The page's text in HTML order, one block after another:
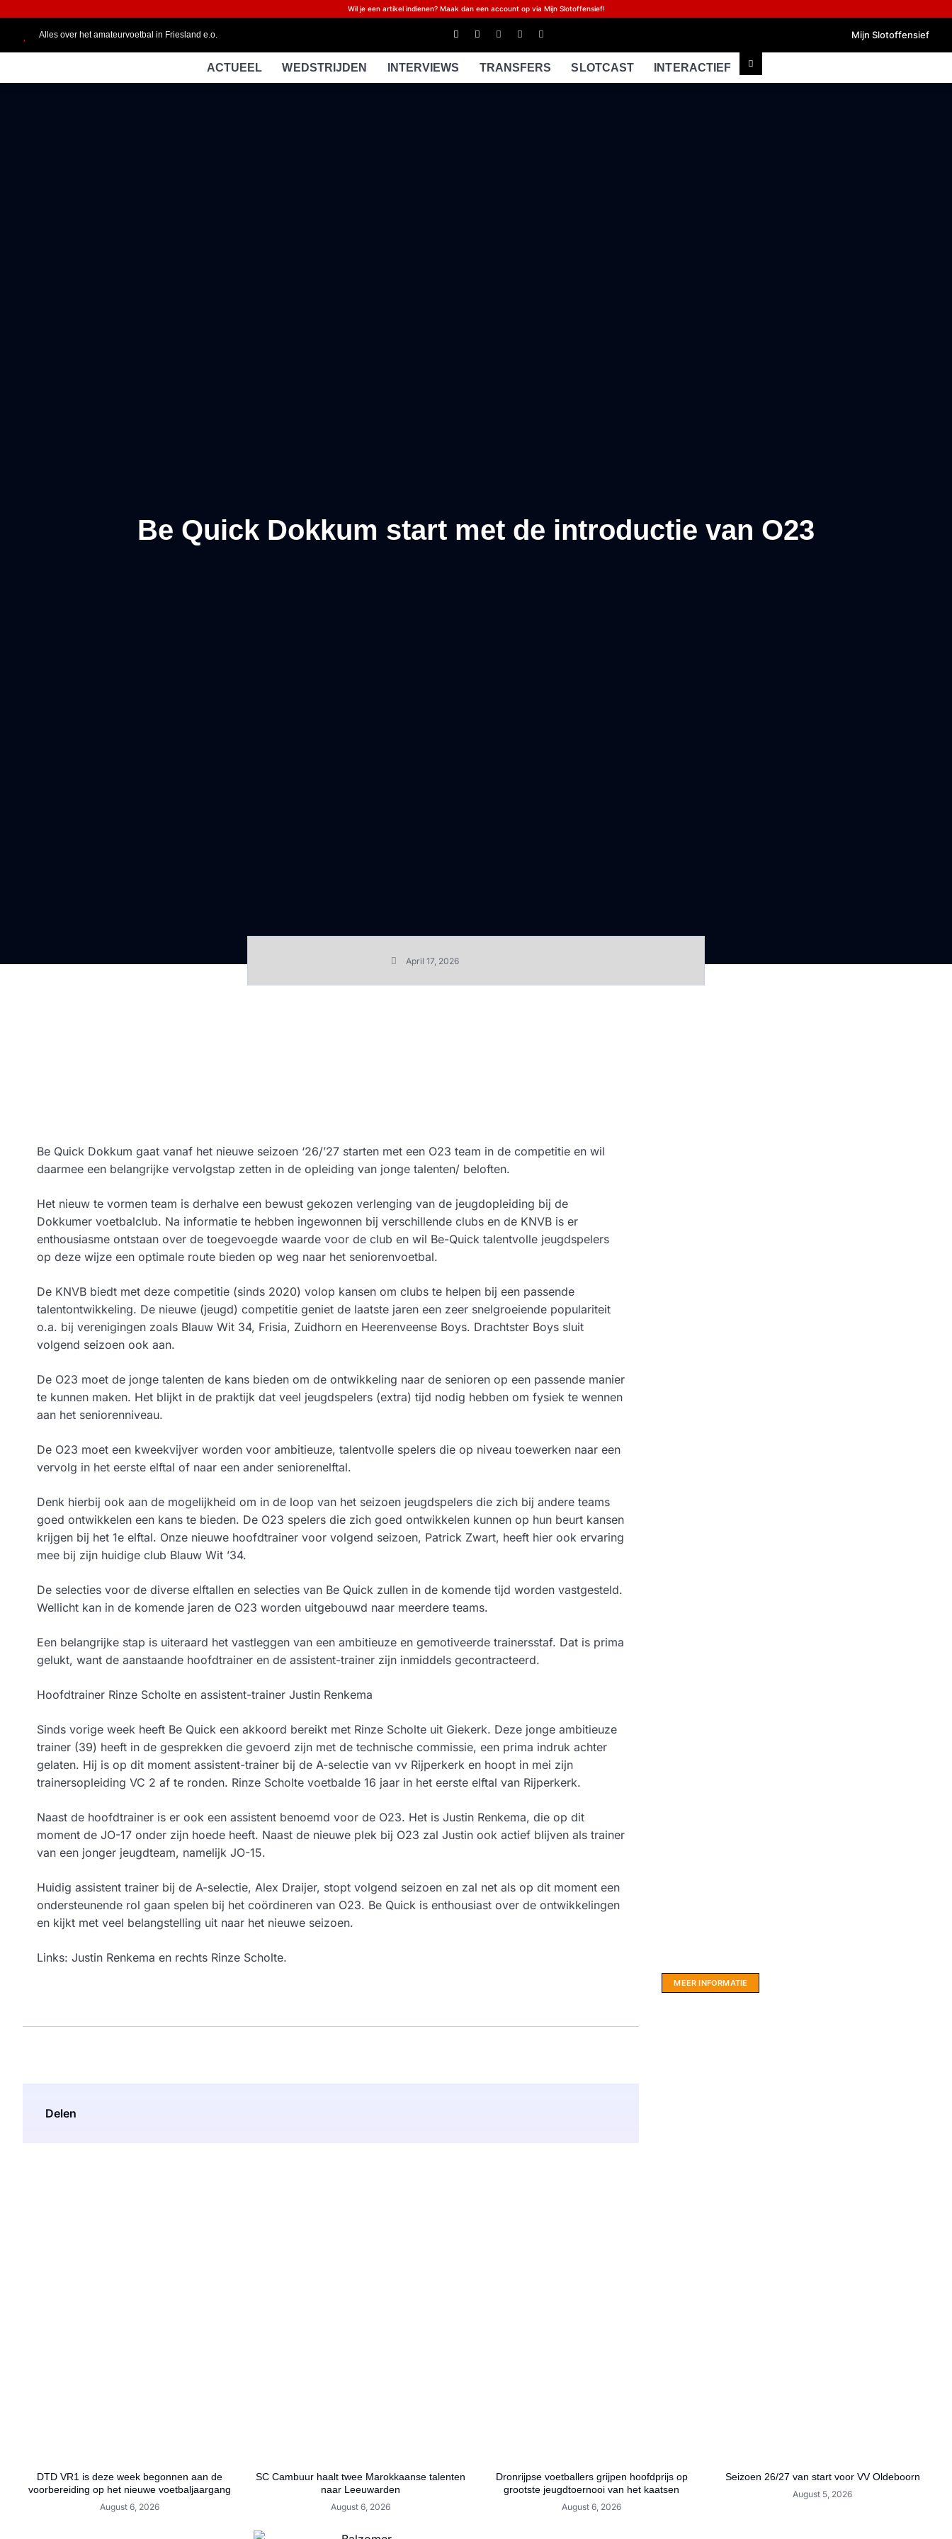
Wil je een artikel indienen? Maak dan een account op via Mijn Slotoffensief!
Mijn Slotoffensief
Alles over het amateurvoetbal in Friesland e.o.
ACTUEEL WEDSTRIJDEN INTERVIEWS TRANSFERS SLOTCAST INTERACTIEF
Be Quick Dokkum start met de introductie van O23
April 17, 2026
Be Quick Dokkum gaat vanaf het nieuwe seizoen ‘26/’27 starten met een O23 team in de competitie en wil
daarmee een belangrijke vervolgstap zetten in de opleiding van jonge talenten/ beloften.
Het nieuw te vormen team is derhalve een bewust gekozen verlenging van de jeugdopleiding bij de
Dokkumer voetbalclub. Na informatie te hebben ingewonnen bij verschillende clubs en de KNVB is er
enthousiasme ontstaan over de toegevoegde waarde voor de club en wil Be-Quick talentvolle jeugdspelers
op deze wijze een optimale route bieden op weg naar het seniorenvoetbal.
De KNVB biedt met deze competitie (sinds 2020) volop kansen om clubs te helpen bij een passende
talentontwikkeling. De nieuwe (jeugd) competitie geniet de laatste jaren een zeer snelgroeiende populariteit
o.a. bij verenigingen zoals Blauw Wit 34, Frisia, Zuidhorn en Heerenveense Boys. Drachtster Boys sluit
volgend seizoen ook aan.
De O23 moet de jonge talenten de kans bieden om de ontwikkeling naar de senioren op een passende manier
te kunnen maken. Het blijkt in de praktijk dat veel jeugdspelers (extra) tijd nodig hebben om fysiek te wennen
aan het seniorenniveau.
De O23 moet een kweekvijver worden voor ambitieuze, talentvolle spelers die op niveau toewerken naar een
vervolg in het eerste elftal of naar een ander seniorenelftal.
Denk hierbij ook aan de mogelijkheid om in de loop van het seizoen jeugdspelers die zich bij andere teams
goed ontwikkelen een kans te bieden. De O23 spelers die zich goed ontwikkelen kunnen op hun beurt kansen
krijgen bij het 1e elftal. Onze nieuwe hoofdtrainer voor volgend seizoen, Patrick Zwart, heeft hier ook ervaring
mee bij zijn huidige club Blauw Wit ’34.
De selecties voor de diverse elftallen en selecties van Be Quick zullen in de komende tijd worden vastgesteld.
Wellicht kan in de komende jaren de O23 worden uitgebouwd naar meerdere teams.
Een belangrijke stap is uiteraard het vastleggen van een ambitieuze en gemotiveerde trainersstaf. Dat is prima
gelukt, want de aanstaande hoofdtrainer en de assistent-trainer zijn inmiddels gecontracteerd.
Hoofdtrainer Rinze Scholte en assistent-trainer Justin Renkema
Sinds vorige week heeft Be Quick een akkoord bereikt met Rinze Scholte uit Giekerk. Deze jonge ambitieuze
trainer (39) heeft in de gesprekken die gevoerd zijn met de technische commissie, een prima indruk achter
gelaten. Hij is op dit moment assistent-trainer bij de A-selectie van vv Rijperkerk en hoopt in mei zijn
trainersopleiding VC 2 af te ronden. Rinze Scholte voetbalde 16 jaar in het eerste elftal van Rijperkerk.
Naast de hoofdtrainer is er ook een assistent benoemd voor de O23. Het is Justin Renkema, die op dit
moment de JO-17 onder zijn hoede heeft. Naast de nieuwe plek bij O23 zal Justin ook actief blijven als trainer
van een jonger jeugdteam, namelijk JO-15.
Huidig assistent trainer bij de A-selectie, Alex Draijer, stopt volgend seizoen en zal net als op dit moment een
ondersteunende rol gaan spelen bij het coördineren van O23. Be Quick is enthousiast over de ontwikkelingen
en kijkt met veel belangstelling uit naar het nieuwe seizoen.
Links: Justin Renkema en rechts Rinze Scholte.
Delen
MEER INFORMATIE
DTD VR1 is deze week begonnen aan de
voorbereiding op het nieuwe voetbaljaargang
August 6, 2026
SC Cambuur haalt twee Marokkaanse talenten
naar Leeuwarden
August 6, 2026
Dronrijpse voetballers grijpen hoofdprijs op
grootste jeugdtoernooi van het kaatsen
August 6, 2026
Seizoen 26/27 van start voor VV Oldeboorn
August 5, 2026